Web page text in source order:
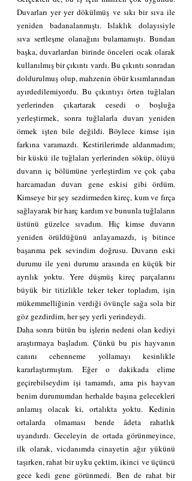
Duvarları yer yer dökülmüş ve sıkı bir sıva ile
yeniden badanalanmıştı. Islaklık dolayısiyle
sıva sertleşme olanağını bulamamıştı. Bundan
başka, duvarlardan birinde önceleri ocak olarak
kullanılmış bir çıkıntı vardı. Bu çıkıntı sonradan
doldurulmuş olup, mahzenin öbür kısımlarından
ayırdedilemiyordu. Bu çıkıntıyı örten tuğlaları
yerlerinden çıkartarak cesedi o boşluğa
yerleştirmek, sonra tuğlalarla duvarı yeniden
örmek işten bile değildi. Böylece kimse işin
farkına varamazdı. Kestirilerimde aldanmadım;
bir küskü ile tuğlaları yerlerinden söküp, ölüyü
duvarın iç bölümüne yerleştirdim ve çok çaba
harcamadan duvarı gene eskisi gibi ördüm.
Kimseye bir şey sezdirmeden kireç, kum ve fırça
sağlayarak bir harç kardım ve bununla tuğlaların
üstünü güzelce sıvadım. Hiç kimse duvarın
yeniden örüldüğünü anlayamazdı, iş bitince
başarıma pek sevindim doğrusu. Duvarın eski
durumu ile yeni durumu arasında en küçük bir
ayrılık yoktu. Yere düşmüş kireç parçalarını
büyük bir titizlikle teker teker topladım, işin
mükemmelliğinin verdiği övünçle sağa sola bir
göz gezdirdim, her şey yerli yerindeydi.
Daha sonra bütün bu işlerin nedeni olan kediyi
araştırmaya başladım. Çünkü bu pis hayvanın
canını cehenneme yollamayı kesinlikle
kararlaştırmıştım. Eğer o dakikada elime
geçirebilseydim işi tamamdı, ama pis hayvan
benim durumumdan herhalde başına gelecekleri
anlamış olacak ki, ortalıkta yoktu. Kedinin
ortalarda olmaması bende âdeta rahatlık
uyandırdı. Geceleyin de ortada görünmeyince,
ilk olarak, vicdanımda cinayetin ağır yükünü
taşırken, rahat bir uyku çektim, ikinci ve üçüncü
gece kedi gene görünmedi. Ben de rahat bir